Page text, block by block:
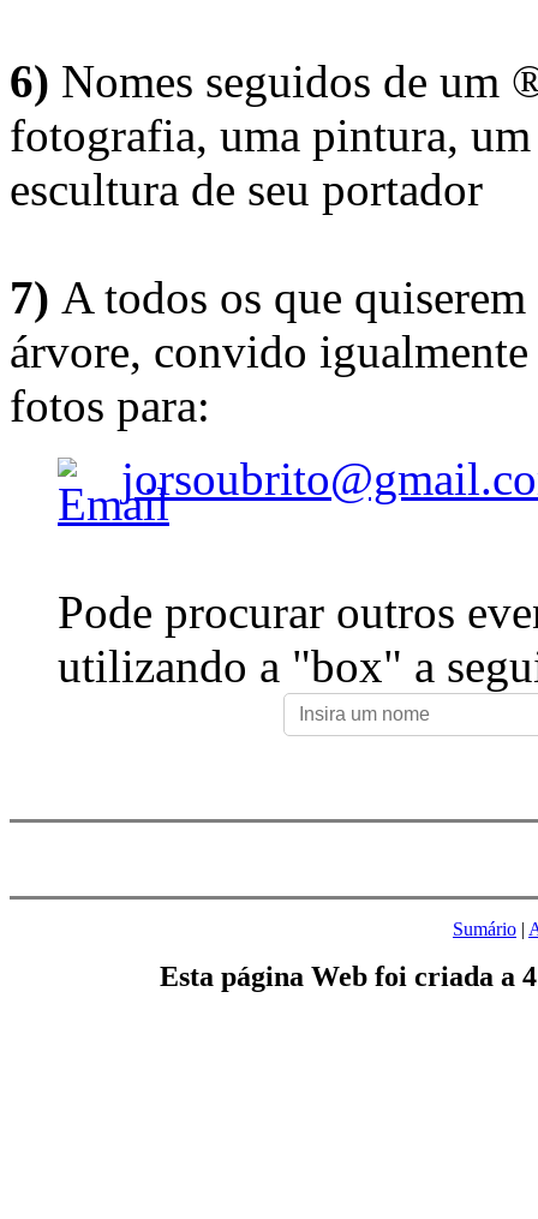
6) Nomes seguidos de um
fotografia, uma pintura,
escultura de seu portador
7) A todos os que
árvore, convido
fotos para:
Pode procurar outros
utilizando a "box" a
Sumário |
Esta página Web foi criada a